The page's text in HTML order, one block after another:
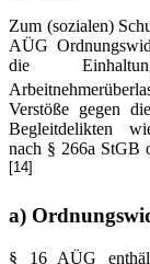
Zum (sozialen)
AÜG
die
Verstöße gegen
Begleitdelikten
nach § 266a StGB
[14]
a)
§ 16 AÜG